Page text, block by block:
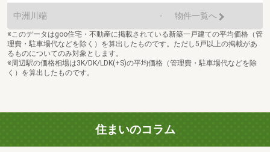
中洲川端 - 物件一覧へ
※このデータはgoo住宅・不動産に掲載されている新築一戸建ての平均価格（管
理費・駐車場代などを除く）を算出したものです。ただし5戸以上の掲載があ
るものについてのみ対象とします。
※周辺駅の価格相場は3K/DK/LDK(+S)の平均価格（管理費・駐車場代などを除
く）を算出したものです。
住まいのコラム